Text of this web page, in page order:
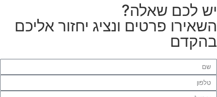
לכם שאלה?
פרטים ונציג יחזור אליכם